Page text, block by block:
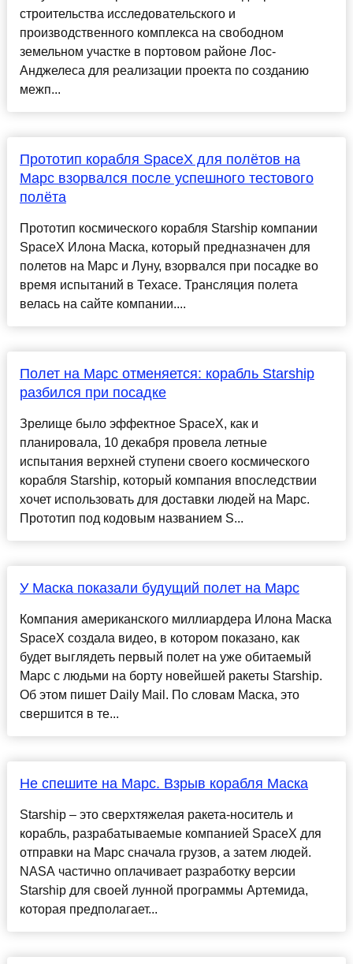
строительства исследовательского и
производственного комплекса на свободном
земельном участке в портовом районе Лос-
Анджелеса для реализации проекта по созданию
межп...
Прототип корабля SpaceX для полётов на
Марс взорвался после успешного тестового
полёта
Прототип космического корабля Starship компании
SpaceX Илона Маска, который предназначен для
полетов на Марс и Луну, взорвался при посадке во
время испытаний в Техасе. Трансляция полета
велась на сайте компании....
Полет на Марс отменяется: корабль Starship
разбился при посадке
Зрелище было эффектное SpaceX, как и
планировала, 10 декабря провела летные
испытания верхней ступени своего космического
корабля Starship, который компания впоследствии
хочет использовать для доставки людей на Марс.
Прототип под кодовым названием S...
У Маска показали будущий полет на Марс
Компания американского миллиардера Илона Маска
SpaceX создала видео, в котором показано, как
будет выглядеть первый полет на уже обитаемый
Марс с людьми на борту новейшей ракеты Starship.
Об этом пишет Daily Mail. По словам Маска, это
свершится в те...
Не спешите на Марс. Взрыв корабля Маска
Starship – это сверхтяжелая ракета-носитель и
корабль, разрабатываемые компанией SpaceX для
отправки на Марс сначала грузов, а затем людей.
NASA частично оплачивает разработку версии
Starship для своей лунной программы Артемида,
которая предполагает...